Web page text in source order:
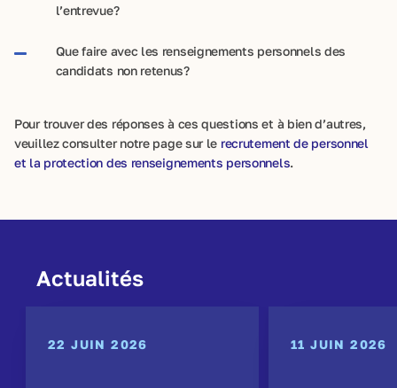
l’entrevue?
Que faire avec les renseignements personnels des
candidats non retenus?
Pour trouver des réponses à ces questions et à bien d’autres,
veuillez consulter notre page sur le recrutement de personnel
et la protection des renseignements personnels.
Actualités
22 JUIN 2026 11 JUIN 2026